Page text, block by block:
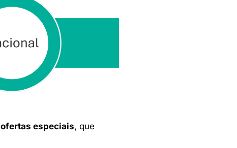
ofertas especiais, que